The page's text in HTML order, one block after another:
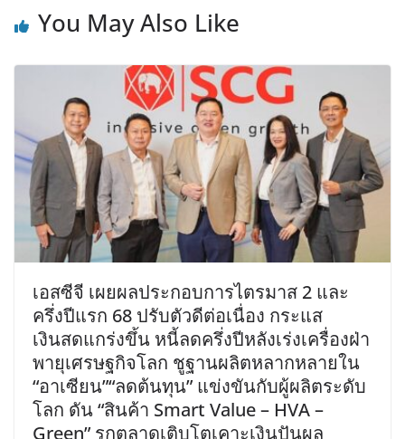
You May Also Like
เอสซีจี เผยผลประกอบการไตรมาส 2 และ
ครึ่งปีแรก 68 ปรับตัวดีต่อเนื่อง กระแส
เงินสดแกร่งขึ้น หนี้ลดครึ่งปีหลังเร่งเครื่องฝ่า
พายุเศรษฐกิจโลก ชูฐานผลิตหลากหลายใน
“อาเซียน”“ลดต้นทุน” แข่งขันกับผู้ผลิตระดับ
โลก ดัน “สินค้า Smart Value – HVA –
Green” รุกตลาดเติบโตเคาะเงินปันผล